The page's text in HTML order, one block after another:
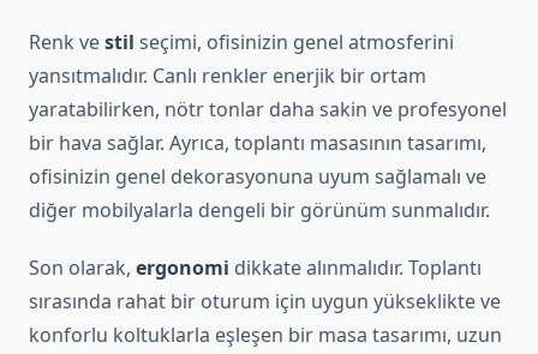
Renk vestil seçimi, ofisinizin genel atmosferini
yansıtmalıdır. Canlı renkler enerjik bir ortam
yaratabilirken, nötr tonlar daha sakin ve profesyonel
bir hava sağlar. Ayrıca, toplantı masasının tasarımı,
ofisinizin genel dekorasyonuna uyum sağlamalı ve
diğer mobilyalarla dengeli bir görünüm sunmalıdır.
Son olarak, ergonomi dikkate alınmalıdır. Toplantı
sırasında rahat bir oturum için uygun yükseklikte ve
konforlu koltuklarla eşleşen bir masa tasarımı, uzun